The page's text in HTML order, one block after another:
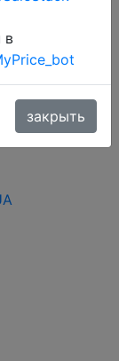
розділ
в
закрыть